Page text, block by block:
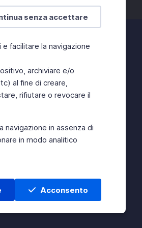
senza accettare
facilitare la navigazione
archiviare e/o
al fine di creare,
rifiutare o revocare il
navigazione in assenza di
in modo analitico
Acconsento